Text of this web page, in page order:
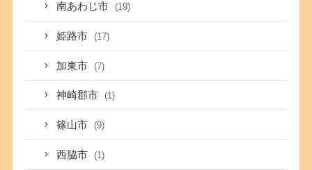
南あわじ市 (19)
姫路市 (17)
加東市 (7)
神崎郡市 (1)
篠山市 (9)
西脇市 (1)